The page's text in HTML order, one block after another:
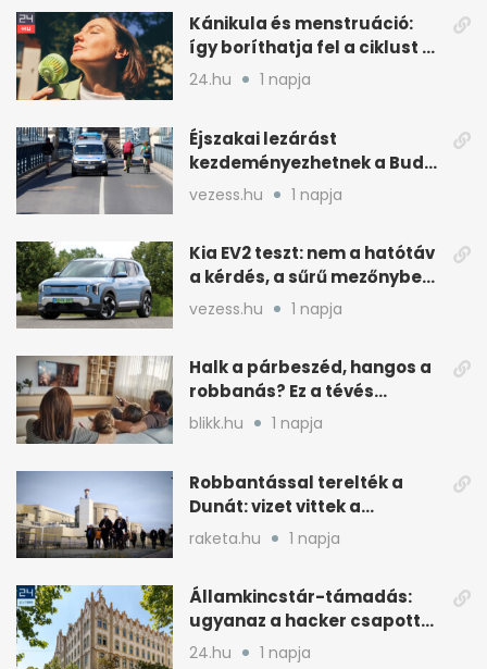
Kánikula és menstruáció:
így boríthatja fel a ciklust a
hőség
24.hu 1 napja
Éjszakai lezárást
kezdeményezhetnek a Budai
Váralagútnál Budapesten
vezess.hu 1 napja
Kia EV2 teszt: nem a hatótáv
a kérdés, a sűrű mezőnyben
dől el
vezess.hu 1 napja
Halk a párbeszéd, hangos a
robbanás? Ez a tévés
beállítás segít
blikk.hu 1 napja
Robbantással terelték a
Dunát: vizet vittek a
cernavodai atomerőmű felé
raketa.hu 1 napja
Államkincstár-támadás:
ugyanaz a hacker csapott
le, mint Romániában
24.hu 1 napja